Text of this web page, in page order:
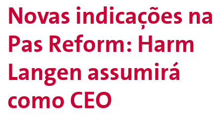
Novas indicações na
Pas Reform: Harm
Langen assumirá
como CEO